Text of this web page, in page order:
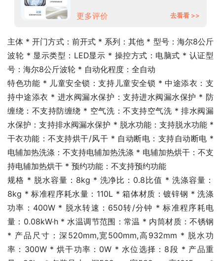
更多评价 去看看 >>
主体 * 开门方式：前开式 * 系列：其他 * 型号：海尔8公斤
波轮 * 显示类型：LED显示 * 操控方式：电脑式 * 认证型
号：海尔8公斤波轮 * 自动化程度：全自动
特色功能 * 儿童安全锁：支持儿童安全锁 * 中途添衣：支
持中途添衣 * 进水阀漏水保护：支持进水阀漏水保护 * 防
缠绕：不支持防缠绕 * 空气洗：不支持空气洗 * 排水阀漏
水保护：支持排水阀漏水保护 * 脱水功能：支持脱水功能 *
干衣功能：不支持烘干/风干 * 自动断电：支持自动断电 *
电辅加热洗涤：不支持电辅加热洗涤 * 电辅加热烘干：不支
持电辅加热烘干 * 预约功能：不支持预约功能
规格 * 脱水容量：8kg * 洗净比：0.8比值 * 洗涤容量：
8kg * 标准程序耗水量：110L * 箱体材质：镀锌钢 * 洗涤
功率：400W * 脱水转速：650转/分钟 * 标准程序耗电
量：0.08kW·h * 水温调节范围：常温 * 内筒材质：不锈钢
* 产品尺寸：深520mm,宽500mm,高932mm * 脱水功
率：300W * 烘干功率：0W * 水位选择：8段 * 产品重